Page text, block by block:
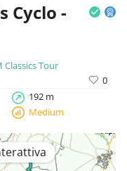
Cyclo -
Classics Tour
0
192 m
Medium